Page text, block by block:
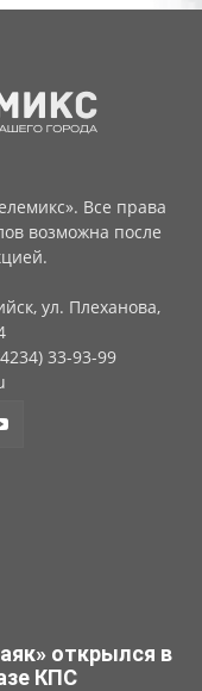
Все права
возможна после
ул. Плеханова,
33-93-99
открылся в
КПС